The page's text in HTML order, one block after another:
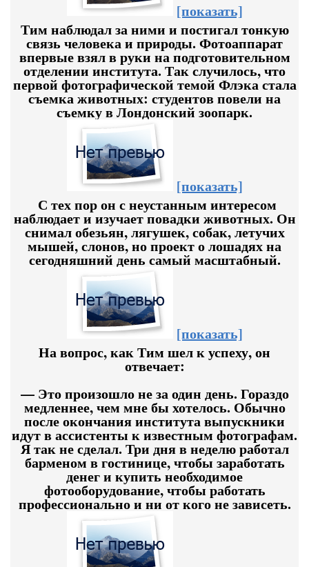
[показать]
Тим наблюдал за ними и постигал тонкую
связь человека и природы. Фотоаппарат
впервые взял в руки на подготовительном
отделении института. Так случилось, что
первой фотографической темой Флэка стала
съемка животных: студентов повели на
съемку в Лондонский зоопарк.
[показать]
С тех пор он с неустанным интересом
наблюдает и изучает повадки животных. Он
снимал обезьян, лягушек, собак, летучих
мышей, слонов, но проект о лошадях на
сегодняшний день самый масштабный.
[показать]
На вопрос, как Тим шел к успеху, он
отвечает:
— Это произошло не за один день. Гораздо
медленнее, чем мне бы хотелось. Обычно
после окончания института выпускники
идут в ассистенты к известным фотографам.
Я так не сделал. Три дня в неделю работал
барменом в гостинице, чтобы заработать
денег и купить необходимое
фотооборудование, чтобы работать
профессионально и ни от кого не зависеть.